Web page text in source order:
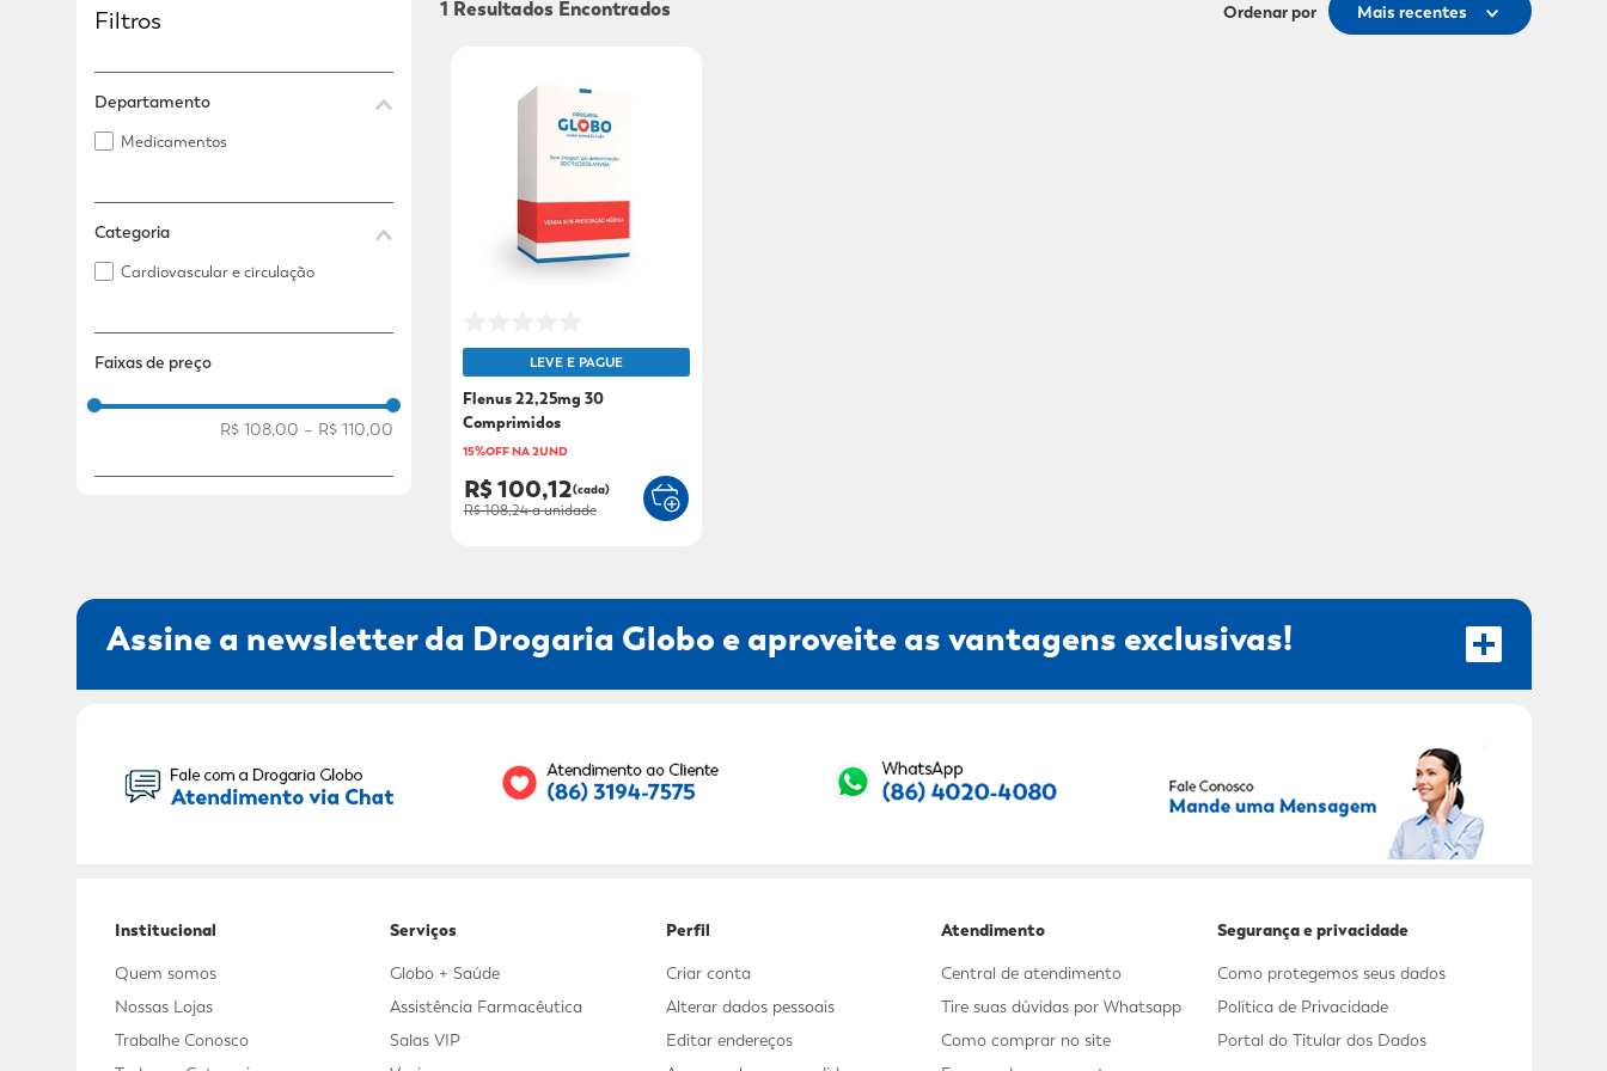
Adicional
Filtros
Departamento
Medicamentos
Categoria
Cardiovascular e circulação
Faixas de preço
R$ 108,00 – R$ 110,00
1 Ordenar por Mais recentes
LEVE E PAGUE
Flenus 22,25mg 30
Comprimidos
15%OFF NA 2UND
R$ 100,12(cada)
R$ 108,24a unidade
Assine a newsletter da Drogaria Globo e aproveite as vantagens exclusivas!
RECEBER OFERTAS EXCLUSIVAS!
Institucional
Quem somos
Nossas Lojas
Trabalhe Conosco
Serviços
Globo + Saúde
Assistência Farmacêutica
Salas VIP
Perfil
Criar conta
Alterar dados pessoais
Editar endereços
Atendimento
Central de atendimento
Tire suas dúvidas por Whatsapp
Como comprar no site
Segurança e privacidade
Como protegemos seus dados
Política de Privacidade
Portal do Titular dos Dados
9º
mounjaro